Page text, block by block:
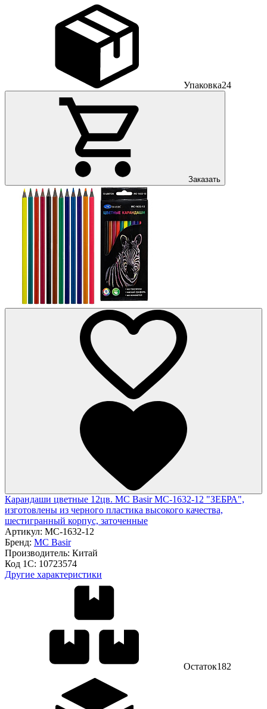
Упаковка24
Заказать
Карандаши цветные 12цв. MC Basir МС-1632-12 "ЗЕБРА",
изготовлены из черного пластика высокого качества,
шестигранный корпус, заточенные
Артикул: МС-1632-12
Бренд: MC Basir
Производитель: Китай
Код 1С: 10723574
Другие характеристики
Остаток182